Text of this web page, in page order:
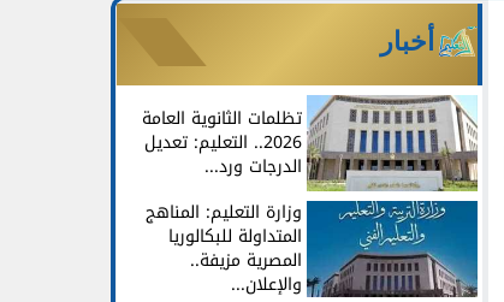
أخبار
تظلمات الثانوية العامة
2026.. التعليم: تعديل
الدرجات ورد...
وزارة التعليم: المناهج
المتداولة للبكالوريا
المصرية مزيفة..
والإعلان...